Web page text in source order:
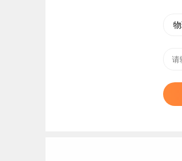
爱
泉州幼儿师范高等专科学校
专”，是泉州市人民政府举办